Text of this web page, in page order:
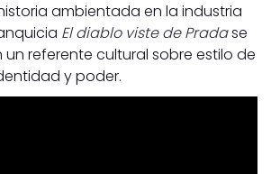
ambientada en la industria
El diablo viste de Pradase
referente cultural sobre estilo de
y poder.